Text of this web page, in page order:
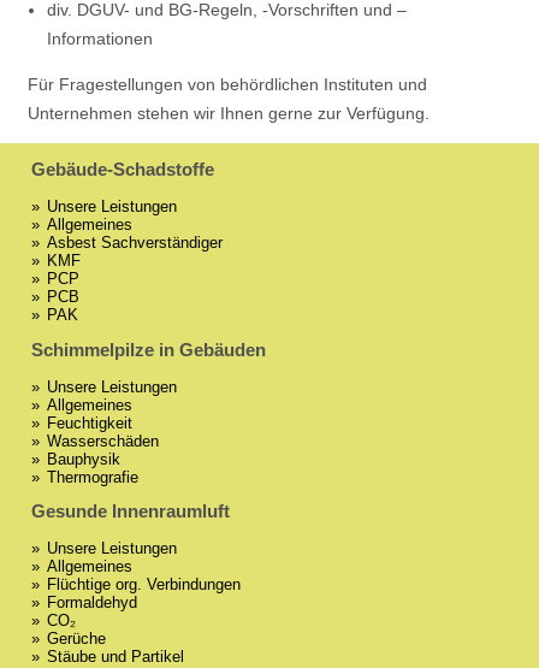
div. DGUV- und BG-Regeln, -Vorschriften und –
Informationen
Für Fragestellungen von behördlichen Instituten und
Unternehmen stehen wir Ihnen gerne zur Verfügung.
Gebäude-Schadstoffe
Unsere Leistungen
Allgemeines
Asbest Sachverständiger
KMF
PCP
PCB
PAK
Schimmelpilze in Gebäuden
Unsere Leistungen
Allgemeines
Feuchtigkeit
Wasserschäden
Bauphysik
Thermografie
Gesunde Innenraumluft
Unsere Leistungen
Allgemeines
Flüchtige org. Verbindungen
Formaldehyd
CO₂
Gerüche
Stäube und Partikel